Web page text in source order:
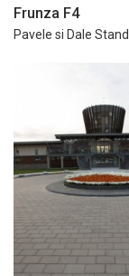
Frunza F4
Pavele si Dale